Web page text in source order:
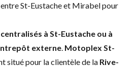
St-Eustache et Mirabel pour
centralisés à St-Eustache ou à
externe. Motoplex St-
situé pour la clientèle de la Rive-